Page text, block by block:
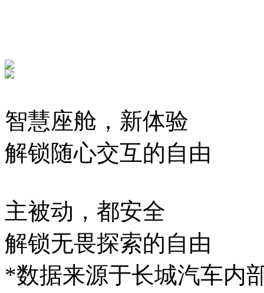
智慧座舱，新体验
解锁随心交互的自由
主被动，都安全
解锁无畏探索的自由
*数据来源于长城汽车内